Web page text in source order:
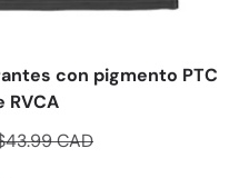
con pigmento PTC
RVCA
normal
CAD